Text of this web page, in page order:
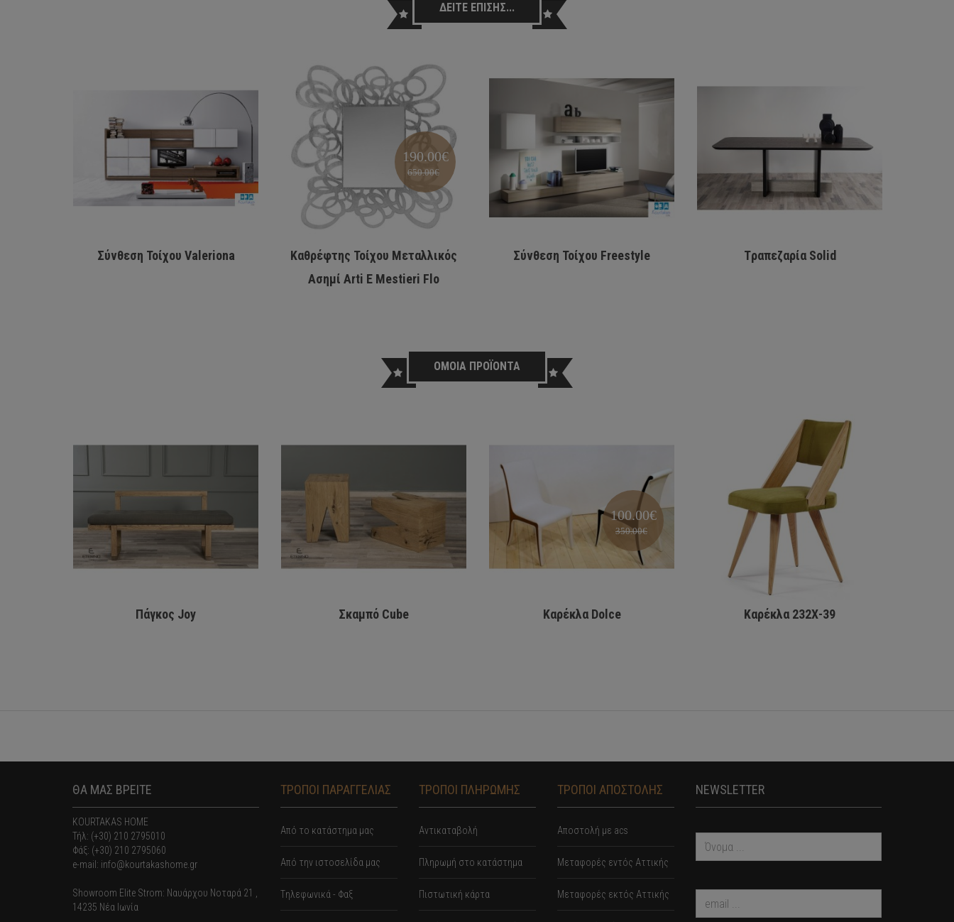
ΔΕΙΤΕ ΕΠΙΣΗΣ...
Σύνθεση Τοίχου Valeriona
190.00€
650.00€
Καθρέφτης Τοίχου Μεταλλικός
Ασημί Arti E Mestieri Flo
Σύνθεση Τοίχου Freestyle Tραπεζαρία Solid
ΟΜΟΙΑ ΠΡΟΪΟΝΤΑ
Πάγκος Joy Σκαμπό Cube
100.00€
350.00€
Καρέκλα Dolce Καρέκλα 232Χ-39
ΘΑ ΜΑΣ ΒΡΕΙΤΕ
KOURTAKAS HOME
Τήλ: (+30) 210 2795010
Φάξ: (+30) 210 2795060
e-mail: info@kourtakashome.gr
Showroom Elite Strom: Nαυάρχου Νοταρά 21 ,
14235 Νέα Ιωνία
ΤΡΟΠΟΙ ΠΑΡΑΓΓΕΛΙΑΣ
Από το κατάστημα μας
Από την ιστοσελίδα μας
Tηλεφωνικά - Φαξ
ΤΡΟΠΟΙ ΠΛΗΡΩΜΗΣ
Αντικαταβολή
Πληρωμή στο κατάστημα
Πιστωτική κάρτα
ΤΡΟΠΟΙ ΑΠΟΣΤΟΛΗΣ
Αποστολή με acs
Mεταφορές εντός Αττικής
Μεταφορές εκτός Αττικής
NEWSLETTER